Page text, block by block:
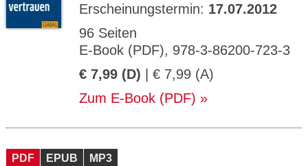
Erscheinungstermin: 17.07.2012
96 Seiten
E-Book (PDF), 978-3-86200-723-3
€ 7,99 (D) | € 7,99 (A)
Zum E-Book (PDF)
PDF EPUB MP3